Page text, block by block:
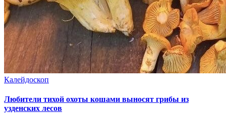
Калейдоскоп
Любители тихой охоты кошами выносят грибы из
узденских лесов